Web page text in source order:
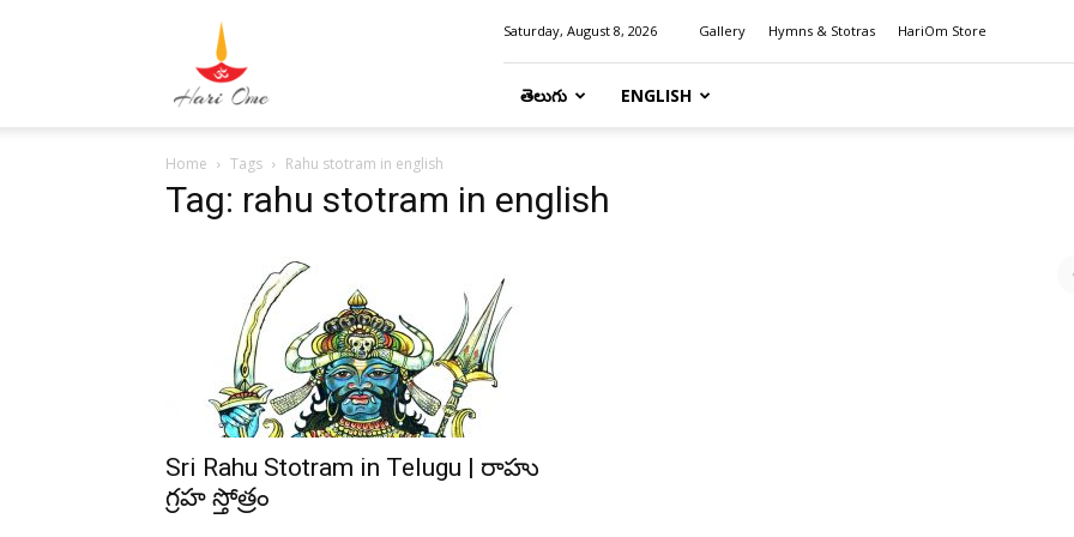
Saturday, August 8, 2026 Gallery Hymns & Stotras HariOm Store
తెలుగు ENGLISH
Home Tags Rahu stotram in english
Tag: rahu stotram in english
Sri Rahu Stotram in Telugu | రాహు
గ్రహ స్తోత్రం